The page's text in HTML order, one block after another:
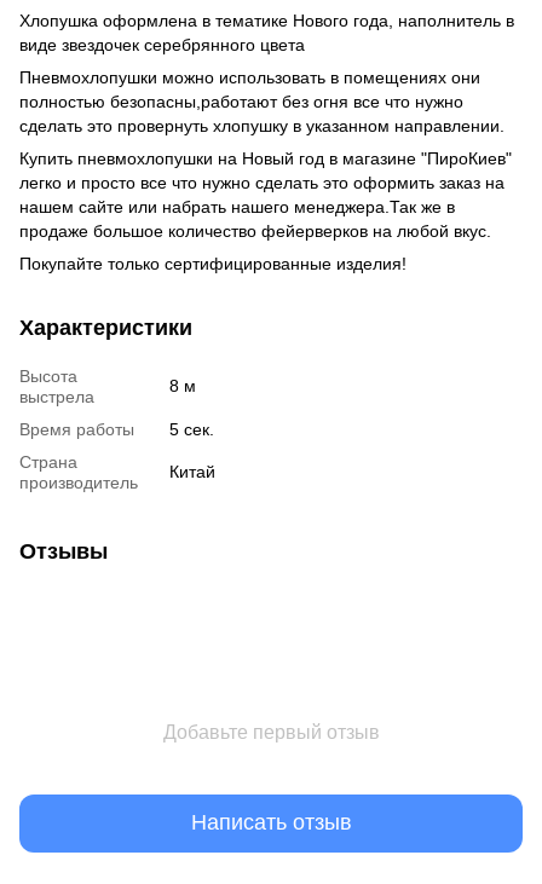
Хлопушка оформлена в тематике Нового года, наполнитель в
виде звездочек серебрянного цвета
Пневмохлопушки можно использовать в помещениях они
полностью безопасны,работают без огня все что нужно
сделать это провернуть хлопушку в указанном направлении.
Купить пневмохлопушки на Новый год в магазине "ПироКиев"
легко и просто все что нужно сделать это оформить заказ на
нашем сайте или набрать нашего менеджера.Так же в
продаже большое количество фейерверков на любой вкус.
Покупайте только сертифицированные изделия!
Характеристики
Высота
выстрела
8 м
Время работы
5 сек.
Страна
производитель
Китай
Отзывы
Добавьте первый отзыв
Написать отзыв